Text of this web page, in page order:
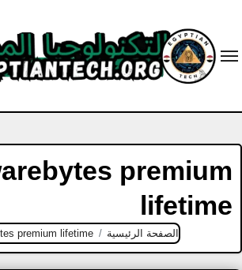
content
premium
lifetime
الصفحة الرئيسية premium lifetime